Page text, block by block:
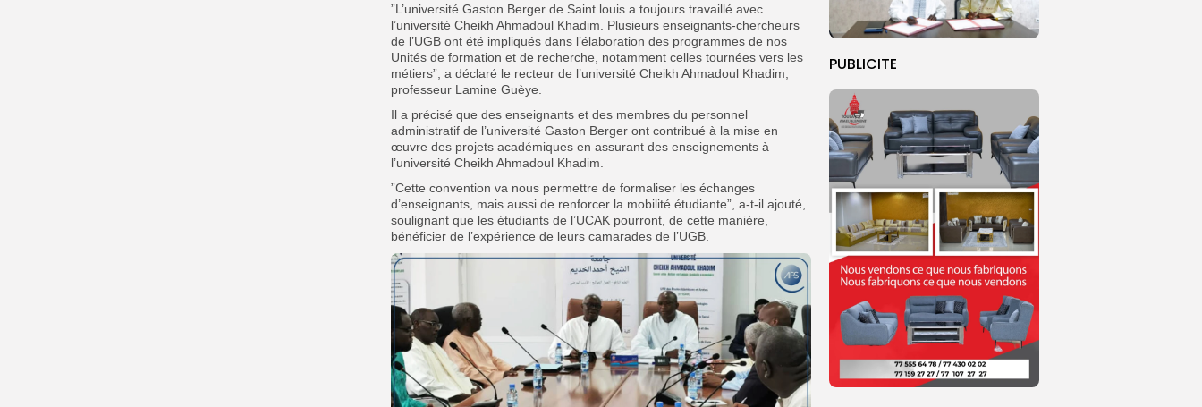
PUBLICITE
‎”L’université Gaston Berger de Saint louis a toujours travaillé avec
l’université Cheikh Ahmadoul Khadim. Plusieurs enseignants-chercheurs
de l’UGB ont été impliqués dans l’élaboration des programmes de nos
Unités de formation et de recherche, notamment celles tournées vers les
métiers”, a déclaré le recteur de l’université Cheikh Ahmadoul Khadim,
professeur Lamine Guèye.
‎Il a précisé que des enseignants et des membres du personnel
administratif de l’université Gaston Berger ont contribué à la mise en
œuvre des projets académiques en assurant des enseignements à
l’université Cheikh Ahmadoul Khadim.
‎”Cette convention va nous permettre de formaliser les échanges
d’enseignants, mais aussi de renforcer la mobilité étudiante”, a-t-il ajouté,
soulignant que les étudiants de l’UCAK pourront, de cette manière,
bénéficier de l’expérience de leurs camarades de l’UGB.